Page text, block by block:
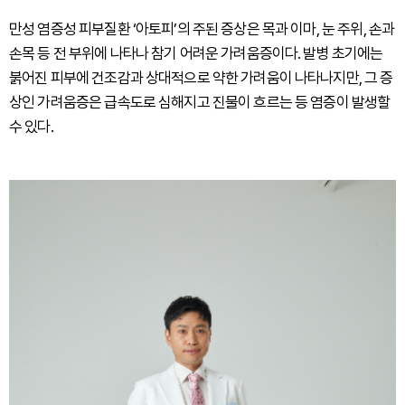
만성 염증성 피부질환 ‘아토피’의 주된 증상은 목과 이마, 눈 주위, 손과
손목 등 전 부위에 나타나 참기 어려운 가려움증이다. 발병 초기에는
붉어진 피부에 건조감과 상대적으로 약한 가려움이 나타나지만, 그 증
상인 가려움증은 급속도로 심해지고 진물이 흐르는 등 염증이 발생할
수 있다.